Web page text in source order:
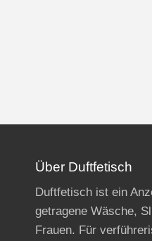
Über Duftfetisch
Duftfetisch ist ein
getragene Wäsche,
Frauen. Für